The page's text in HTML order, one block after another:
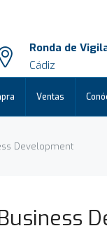
Ronda de
Cádiz
Ventas
Development